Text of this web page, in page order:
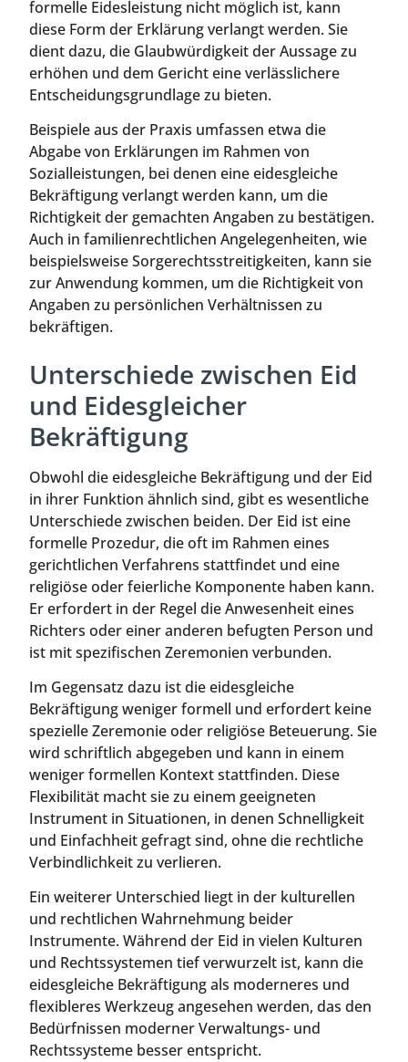
formelle Eidesleistung nicht möglich ist, kann
diese Form der Erklärung verlangt werden. Sie
dient dazu, die Glaubwürdigkeit der Aussage zu
erhöhen und dem Gericht eine verlässlichere
Entscheidungsgrundlage zu bieten.
Beispiele aus der Praxis umfassen etwa die
Abgabe von Erklärungen im Rahmen von
Sozialleistungen, bei denen eine eidesgleiche
Bekräftigung verlangt werden kann, um die
Richtigkeit der gemachten Angaben zu bestätigen.
Auch in familienrechtlichen Angelegenheiten, wie
beispielsweise Sorgerechtsstreitigkeiten, kann sie
zur Anwendung kommen, um die Richtigkeit von
Angaben zu persönlichen Verhältnissen zu
bekräftigen.
Unterschiede zwischen Eid
und Eidesgleicher
Bekräftigung
Obwohl die eidesgleiche Bekräftigung und der Eid
in ihrer Funktion ähnlich sind, gibt es wesentliche
Unterschiede zwischen beiden. Der Eid ist eine
formelle Prozedur, die oft im Rahmen eines
gerichtlichen Verfahrens stattfindet und eine
religiöse oder feierliche Komponente haben kann.
Er erfordert in der Regel die Anwesenheit eines
Richters oder einer anderen befugten Person und
ist mit spezifischen Zeremonien verbunden.
Im Gegensatz dazu ist die eidesgleiche
Bekräftigung weniger formell und erfordert keine
spezielle Zeremonie oder religiöse Beteuerung. Sie
wird schriftlich abgegeben und kann in einem
weniger formellen Kontext stattfinden. Diese
Flexibilität macht sie zu einem geeigneten
Instrument in Situationen, in denen Schnelligkeit
und Einfachheit gefragt sind, ohne die rechtliche
Verbindlichkeit zu verlieren.
Ein weiterer Unterschied liegt in der kulturellen
und rechtlichen Wahrnehmung beider
Instrumente. Während der Eid in vielen Kulturen
und Rechtssystemen tief verwurzelt ist, kann die
eidesgleiche Bekräftigung als moderneres und
flexibleres Werkzeug angesehen werden, das den
Bedürfnissen moderner Verwaltungs- und
Rechtssysteme besser entspricht.